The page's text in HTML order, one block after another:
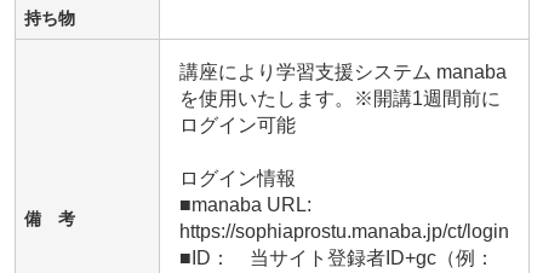
持ち物
備 考
講座により学習支援システム manaba
を使用いたします。※開講1週間前に
ログイン可能
ログイン情報
■manaba URL:
https://sophiaprostu.manaba.jp/ct/login
■ID：　当サイト登録者ID+gc（例：